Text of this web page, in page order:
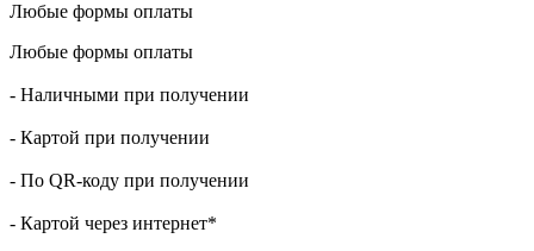
Любые формы оплаты
Любые формы оплаты
- Наличными при получении
- Картой при получении
- По QR-коду при получении
- Картой через интернет*